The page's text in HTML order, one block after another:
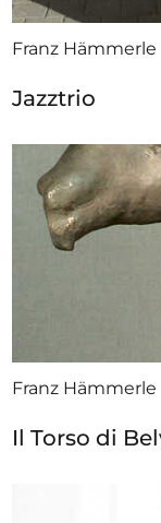
Franz Hämmerle
Jazztrio
Franz Hämmerle
Il Torso di